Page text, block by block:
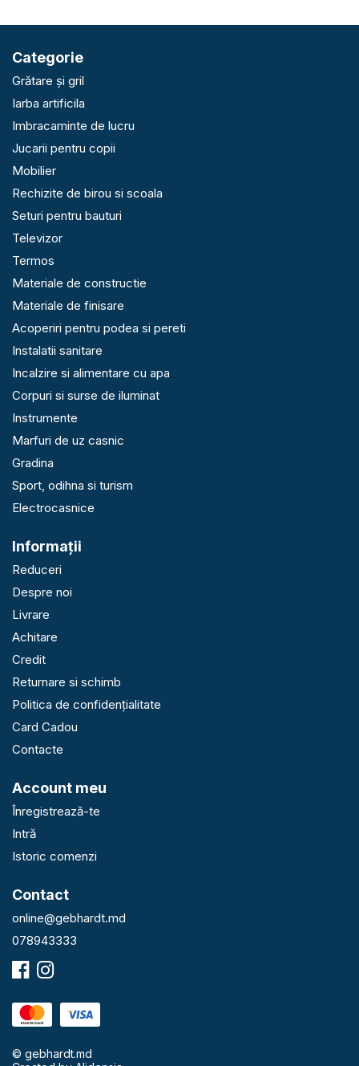
Categorie
Grătare și gril
Iarba artificila
Imbracaminte de lucru
Jucarii pentru copii
Mobilier
Rechizite de birou si scoala
Seturi pentru bauturi
Televizor
Termos
Materiale de constructie
Materiale de finisare
Acoperiri pentru podea si pereti
Instalatii sanitare
Incalzire si alimentare cu apa
Corpuri si surse de iluminat
Instrumente
Marfuri de uz casnic
Gradina
Sport, odihna si turism
Electrocasnice
Informaţii
Reduceri
Despre noi
Livrare
Achitare
Credit
Returnare si schimb
Politica de confidențialitate
Card Cadou
Contacte
Account meu
Înregistrează-te
Intră
Istoric comenzi
Contact
online@gebhardt.md
078943333
© gebhardt.md